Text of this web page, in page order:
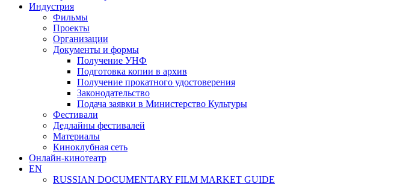
Индустрия
Фильмы
Проекты
Организации
Документы и формы
Получение УНФ
Подготовка копии в архив
Получение прокатного удостоверения
Законодательство
Подача заявки в Министерство Культуры
Фестивали
Дедлайны фестивалей
Материалы
Киноклубная сеть
Онлайн-кинотеатр
EN
RUSSIAN DOCUMENTARY FILM MARKET GUIDE